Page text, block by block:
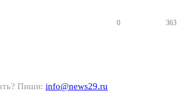
0 363
Пиши: info@news29.ru